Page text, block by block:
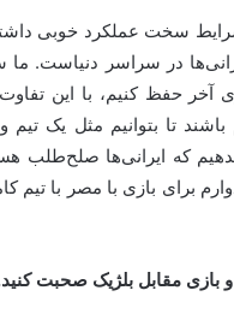
سخت عملکرد خوبی
حفظ کنیم، با این تفاوت
تا بتوانیم مثل یک
که ایرانی‌ها صلح‌طلب
برای بازی با مصر با تیم
مقابل بلژیک صحبت